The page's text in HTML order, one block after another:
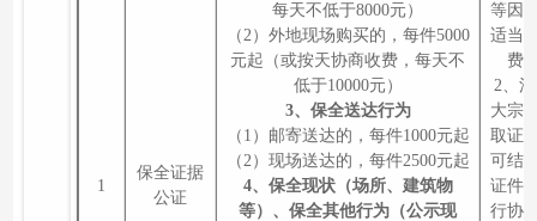
1
保全证据
公证
每天不低于8000元）
（2）外地现场购买的，每件5000
元起（或按天协商收费，每天不
低于10000元）
3、保全送达行为
（1）邮寄送达的，每件1000元起
（2）现场送达的，每件2500元起
4、保全现状（场所、建筑物
等）、保全其他行为（公示现
等因
适当
费
2、
大宗
取证
可结
证件
行协